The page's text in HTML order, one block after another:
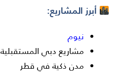
أبرز المشاريع:
نيوم
مشاريع دبي المستقبلية
مدن ذكية في قطر